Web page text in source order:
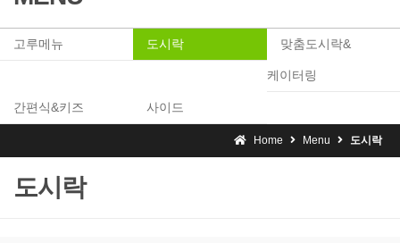
고루메뉴 도시락 맞춤도시락&
케이터링
간편식&키즈 사이드
Home Menu 도시락
도시락